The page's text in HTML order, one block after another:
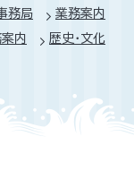
務局
業務案内
内
歴史・文化